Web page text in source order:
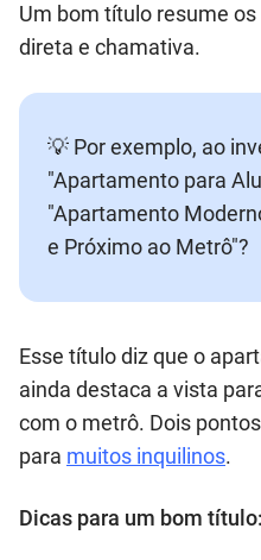
Um bom título resume
direta e chamativa.
💡 Por exemplo, ao
"Apartamento para
"Apartamento
e Próximo ao Metrô"?
Esse título diz que o
ainda destaca a vista
com o metrô. Dois
para muitos inquilinos.
Dicas para um bom título: